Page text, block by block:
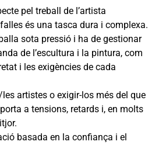
pel treball de l’artista
és una tasca dura i complexa.
sota pressió i ha de gestionar
de l’escultura i la pintura, com
i les exigències de cada
artistes o exigir-los més del que
a tensions, retards i, en molts
basada en la confiança i el